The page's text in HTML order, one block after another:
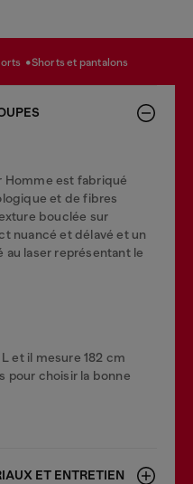
shorts et pantalons
Homme est fabriqué
et de fibres
bouclée sur
nuancé et délavé et un
laser représentant le
et il mesure 182 cm
pour choisir la bonne
ET ENTRETIEN